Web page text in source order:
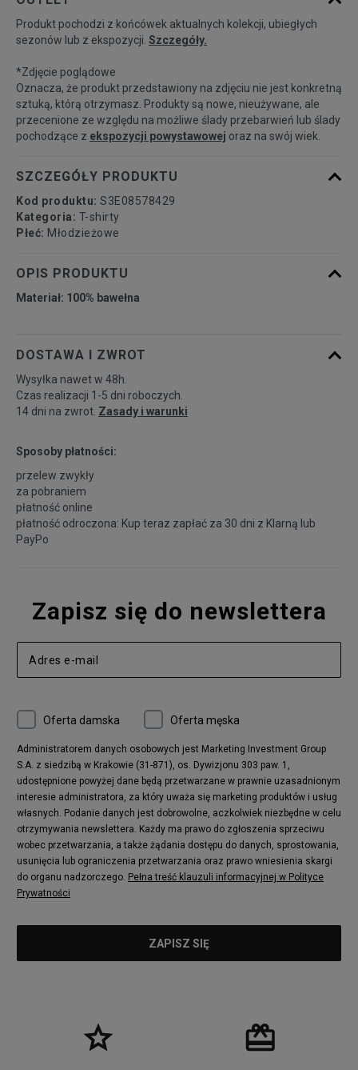
10-11YRS140-146 cm Powiadom o dostępności
12-13YRS152-158 cm
13-14YRS 158-164 cm Powiadom o dostępności
Produkt pochodzi z końcówek aktualnych kolekcji, ubiegłych
sezonów lub z ekspozycji. Szczegóły.
*Zdjęcie poglądowe
Oznacza, że produkt przedstawiony na zdjęciu nie jest konkretną
sztuką, którą otrzymasz. Produkty są nowe, nieużywane, ale
przecenione ze względu na możliwe ślady przebarwień lub ślady
pochodzące z ekspozycji powystawowej oraz na swój wiek.
SZCZEGÓŁY PRODUKTU
Kod produktu: S3E08578429
Kategoria: T-shirty
Płeć: Młodzieżowe
OPIS PRODUKTU
Materiał: 100% bawełna
DOSTAWA I ZWROT
Wysyłka nawet w 48h.
Czas realizacji 1-5 dni roboczych.
14 dni na zwrot. Zasady i warunki
Sposoby płatności:
przelew zwykły
za pobraniem
płatność online
płatność odroczona: Kup teraz zapłać za 30 dni z Klarną lub
PayPo
Zapisz się do newslettera
Oferta damska Oferta męska
Administratorem danych osobowych jest Marketing Investment Group
S.A. z siedzibą w Krakowie (31-871), os. Dywizjonu 303 paw. 1,
udostępnione powyżej dane będą przetwarzane w prawnie uzasadnionym
interesie administratora, za który uważa się marketing produktów i usług
własnych. Podanie danych jest dobrowolne, aczkolwiek niezbędne w celu
otrzymywania newslettera. Każdy ma prawo do zgłoszenia sprzeciwu
wobec przetwarzania, a także żądania dostępu do danych, sprostowania,
usunięcia lub ograniczenia przetwarzania oraz prawo wniesienia skargi
do organu nadzorczego. Pełna treść klauzuli informacyjnej w Polityce
Prywatności